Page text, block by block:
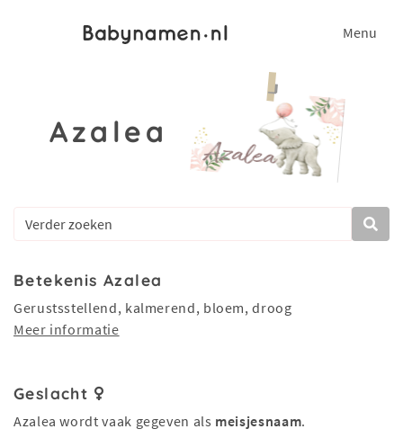
Menu
Azalea
Betekenis Azalea
Gerustsstellend, kalmerend, bloem, droog
Meer informatie
Geslacht
Azalea wordt vaak gegeven als meisjesnaam.